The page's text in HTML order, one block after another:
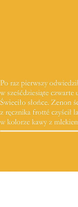
zł 19.50zł
DO KOSZYKA